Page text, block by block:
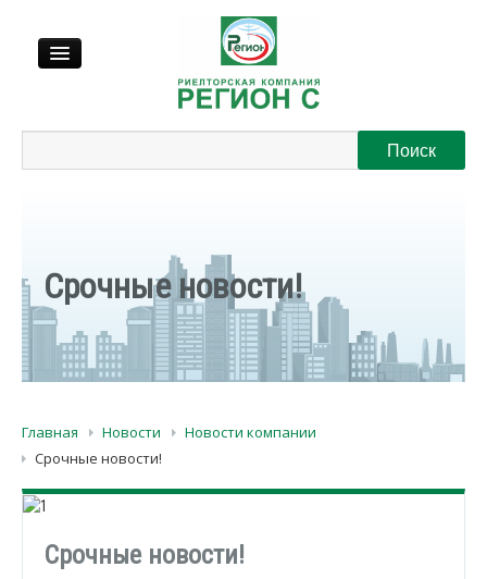
Регионы
Срочные новости!
Главная Новости
Новости компании
Срочные новости!
Срочные новости!